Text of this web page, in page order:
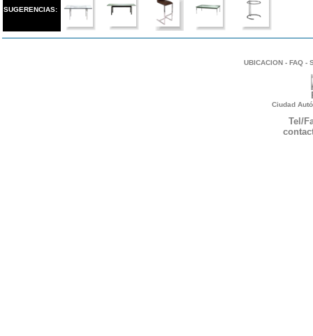
SUGERENCIAS:
UBICACION - FAQ -
Ciudad
Tel/